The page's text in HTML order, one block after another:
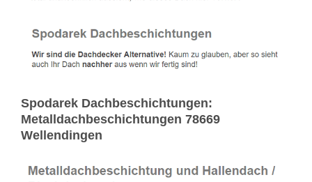
Spodarek Dachbeschichtungen:
Metalldachbeschichtungen 78669
Wellendingen